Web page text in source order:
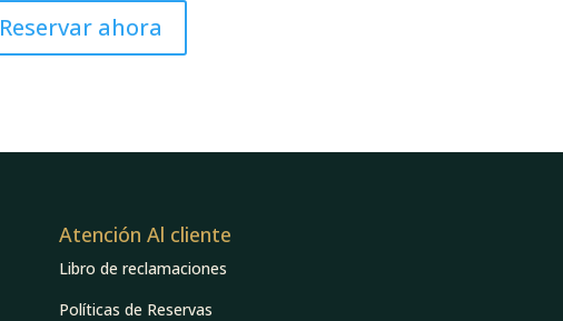
Reservar ahora
Atención Al cliente
Libro de reclamaciones
Políticas de Reservas